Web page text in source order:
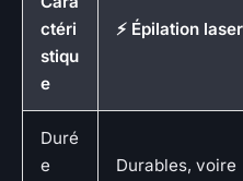
ctéri
stiqu
e
⚡ Épilation laser
Duré
e
Durables, voire